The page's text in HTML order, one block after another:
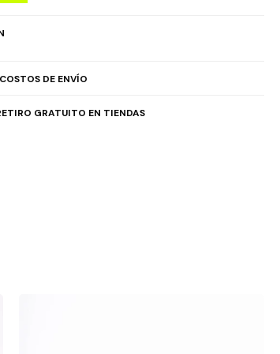
DE ENVÍO
GRATUITO EN TIENDAS